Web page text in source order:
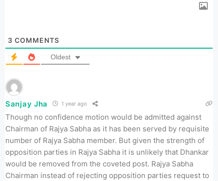
3 COMMENTS
Oldest
Sanjay Jha 1 year ago
Though no confidence motion would be admitted against
Chairman of Rajya Sabha as it has been served by requisite
number of Rajya Sabha member. But given the strength of
opposition parties in Rajya Sabha it is unlikely that Dhankar
would be removed from the coveted post. Rajya Sabha
Chairman instead of rejecting opposition parties request to